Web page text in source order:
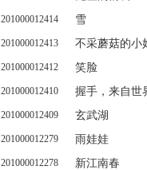
201000012414 雪
201000012413 不采蘑菇的小
201000012412 笑脸
201000012410 握手，来自世
201000012409 玄武湖
201000012279 雨娃娃
201000012278 新江南春